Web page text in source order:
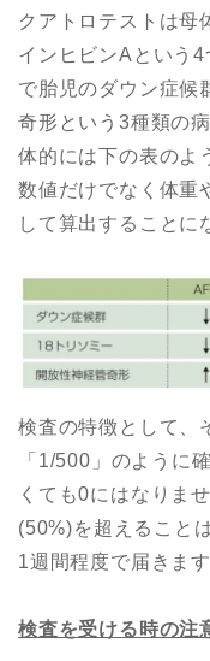
クアトロテストは母
インヒビンAという
で胎児のダウン症候
奇形という3種類の
体的には下の表のよ
数値だけでなく体重
して算出することに
検査の特徴として、
「1/500」のように
くても0にはなりま
(50%)を超えること
1週間程度で届きます
検査を受ける時の注